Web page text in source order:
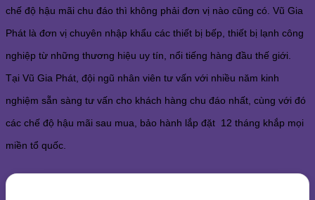
chế độ hậu mãi chu đáo thì không phải đơn vị nào cũng có. Vũ Gia
Phát là đơn vị chuyên nhập khẩu các thiết bị bếp, thiết bị lạnh công
nghiệp từ những thương hiệu uy tín, nổi tiếng hàng đầu thế giới.
Tại Vũ Gia Phát, đội ngũ nhân viên tư vấn với nhiều năm kinh
nghiệm sẵn sàng tư vấn cho khách hàng chu đáo nhất, cùng với đó
các chế độ hậu mãi sau mua, bảo hành lắp đặt 12 tháng khắp mọi
miền tổ quốc.